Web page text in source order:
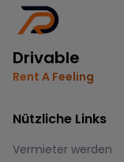
Drivable
Rent A Feeling
Nützliche Links
Vermieter werden